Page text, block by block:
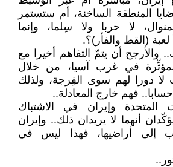
المنطقة الساخنة، أم ستستمر
لا حربا ولا سِلما، وإنما
(القط والفأر)؟.
والأرجح أن يتمّ التفاهم أخيرا مع
المؤثِّرة في غرب آسيا، من خلال
لا دورا لهم سوى الفِرجة، ولذلك
فهم خارج المعادلة..
المتحدة وإيران في الاشتباك
أنهما لا يريدان ذلك.. وإيران
إلى أراضيها، فهذا ليس في